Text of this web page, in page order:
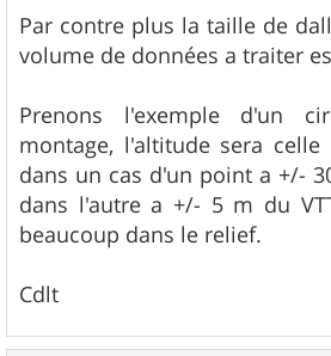
Par contre plus la taille de
volume de données a traiter
Prenons l'exemple d'un
montage, l'altitude sera
dans un cas d'un point a +/-
dans l'autre a +/- 5 m du
beaucoup dans le relief.
Cdlt